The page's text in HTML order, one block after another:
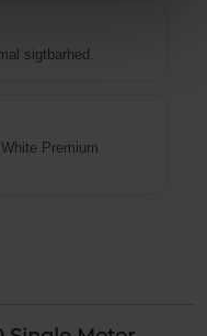
sigtbarhed.
Premium